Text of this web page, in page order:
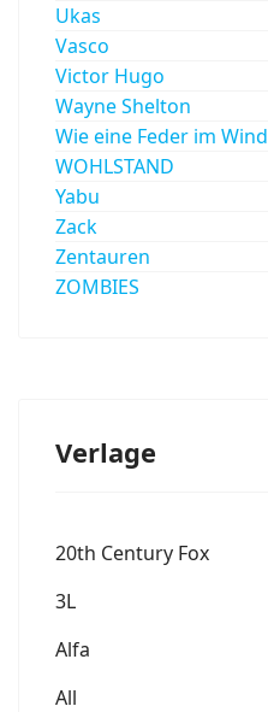
Ukas
Vasco
Victor Hugo
Wayne Shelton
Wie eine Feder im Wind
WOHLSTAND
Yabu
Zack
Zentauren
ZOMBIES
Verlage
20th Century Fox
3L
Alfa
All